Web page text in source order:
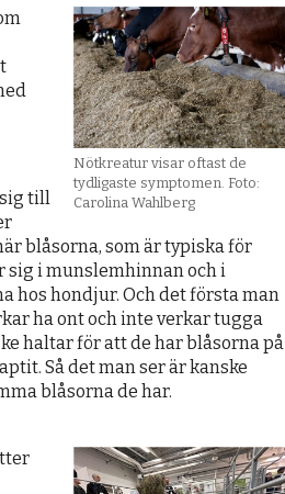
Nötkreatur visar oftast de
tydligaste symptomen. Foto:
Carolina Wahlberg
sig till
blåsorna, som är typiska för
sig i munslemhinnan och i
hos hondjur. Och det första man
ha ont och inte verkar tugga
haltar för att de har blåsorna på
Så det man ser är kanske
blåsorna de har.